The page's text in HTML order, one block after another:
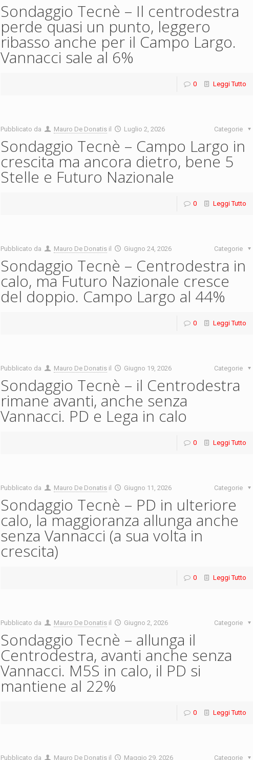
Sondaggio Tecnè – Il centrodestra
perde quasi un punto, leggero
ribasso anche per il Campo Largo.
Vannacci sale al 6%
0 Leggi Tutto
Pubblicato da Mauro De Donatis il Luglio 2, 2026 Categorie
Sondaggio Tecnè – Campo Largo in
crescita ma ancora dietro, bene 5
Stelle e Futuro Nazionale
0 Leggi Tutto
Pubblicato da Mauro De Donatis il Giugno 24, 2026 Categorie
Sondaggio Tecnè – Centrodestra in
calo, ma Futuro Nazionale cresce
del doppio. Campo Largo al 44%
0 Leggi Tutto
Pubblicato da Mauro De Donatis il Giugno 19, 2026 Categorie
Sondaggio Tecnè – il Centrodestra
rimane avanti, anche senza
Vannacci. PD e Lega in calo
0 Leggi Tutto
Pubblicato da Mauro De Donatis il Giugno 11, 2026 Categorie
Sondaggio Tecnè – PD in ulteriore
calo, la maggioranza allunga anche
senza Vannacci (a sua volta in
crescita)
0 Leggi Tutto
Pubblicato da Mauro De Donatis il Giugno 2, 2026 Categorie
Sondaggio Tecnè – allunga il
Centrodestra, avanti anche senza
Vannacci. M5S in calo, il PD si
mantiene al 22%
0 Leggi Tutto
Pubblicato da Mauro De Donatis il Maggio 29, 2026 Categorie